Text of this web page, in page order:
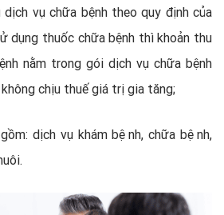
vụ chữa bệnh theo quy định của
dụng thuốc chữa bệnh thì khoản thu
nằm trong gói dịch vụ chữa bệnh
chịu thuế giá trị gia tăng;
dịch vụ khám bệnh, chữa bệnh,